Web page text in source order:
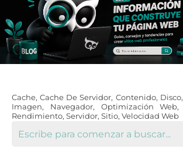
Cache,Cache De Servidor, Contenido, Disco,
Imagen, Navegador, Optimización Web,
Rendimiento, Servidor, Sitio, Velocidad Web